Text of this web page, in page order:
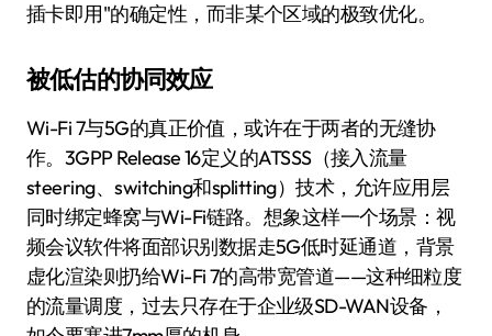
插卡即用"的确定性，而非某个区域的极致优化。
被低估的协同效应
Wi-Fi 7与5G的真正价值，或许在于两者的无缝协
作。3GPP Release 16定义的ATSSS（接入流量
steering、switching和splitting）技术，允许应用层
同时绑定蜂窝与Wi-Fi链路。想象这样一个场景：视
频会议软件将面部识别数据走5G低时延通道，背景
虚化渲染则扔给Wi-Fi 7的高带宽管道——这种细粒度
的流量调度，过去只存在于企业级SD-WAN设备，